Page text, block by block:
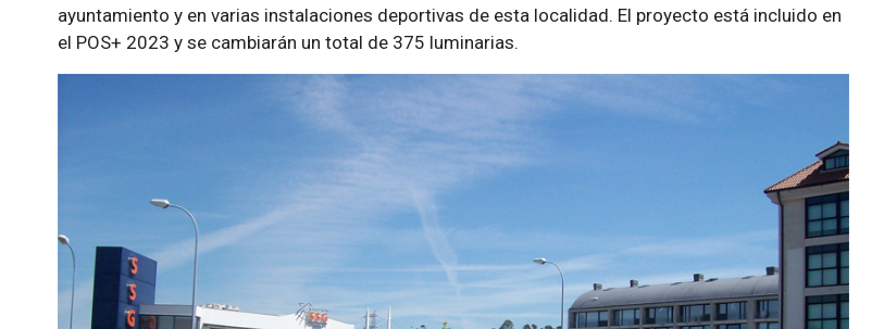
ayuntamiento y en varias instalaciones deportivas de esta localidad. El proyecto está incluido en
el POS+ 2023 y se cambiarán un total de 375 luminarias.